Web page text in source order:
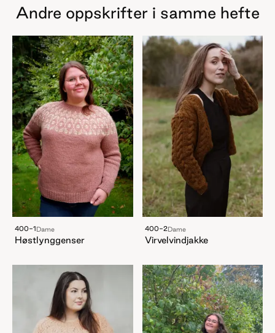
Andre oppskrifter i samme hefte
400-1Dame
Høstlynggenser
400-2Dame
Virvelvindjakke